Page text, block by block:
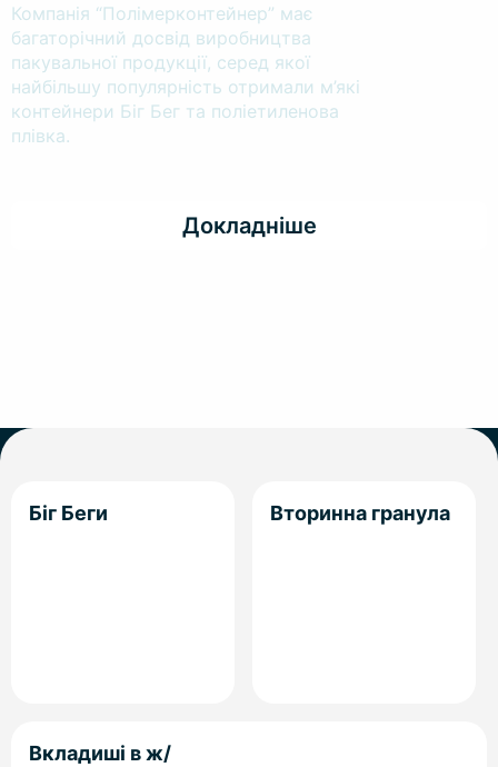
Компанія “Полімерконтейнер” має
багаторічний досвід виробництва
пакувальної продукції, серед якої
найбільшу популярність отримали м’які
контейнери Біг Бег та поліетиленова
плівка.
Докладніше
Біг Беги Вторинна гранула
Вкладиші в ж/